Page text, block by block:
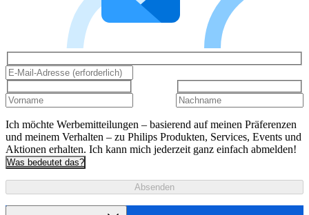
Ich möchte Werbemitteilungen – basierend auf meinen Präferenzen
und meinem Verhalten – zu Philips Produkten, Services, Events und
Aktionen erhalten. Ich kann mich jederzeit ganz einfach abmelden!
Was bedeutet das?
Absenden